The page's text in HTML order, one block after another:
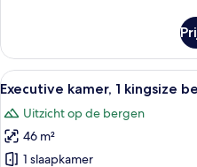
kamer
Alle
foto's
voor
Executive
kamer,
2
Executive kamer, 1 kingsize
Uitzicht op de bergen
46 m²
1 slaapkamer